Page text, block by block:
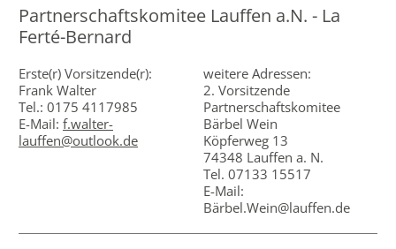
Partnerschaftskomitee Lauffen a.N. - La
Ferté-Bernard
Erste(r) Vorsitzende(r):
Frank Walter
Tel.: 0175 4117985
E-Mail: f.walter-
lauffen@outlook.de
weitere Adressen:
2. Vorsitzende
Partnerschaftskomitee
Bärbel Wein
Köpferweg 13
74348 Lauffen a. N.
Tel. 07133 15517
E-Mail:
Bärbel.Wein@lauffen.de